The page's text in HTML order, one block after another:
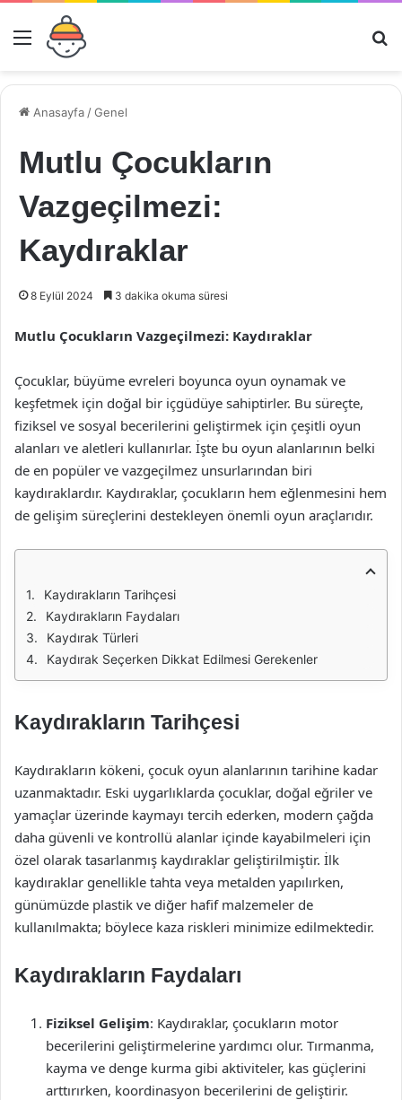
Menü
Anasayfa /Genel
Mutlu Çocukların
Vazgeçilmezi:
Kaydıraklar
8 Eylül 2024 3 dakika okuma süresi
Mutlu Çocukların Vazgeçilmezi: Kaydıraklar
Çocuklar, büyüme evreleri boyunca oyun oynamak ve
keşfetmek için doğal bir içgüdüye sahiptirler. Bu süreçte,
fiziksel ve sosyal becerilerini geliştirmek için çeşitli oyun
alanları ve aletleri kullanırlar. İşte bu oyun alanlarının belki
de en popüler ve vazgeçilmez unsurlarından biri
kaydıraklardır. Kaydıraklar, çocukların hem eğlenmesini hem
de gelişim süreçlerini destekleyen önemli oyun araçlarıdır.
Kaydırakların Tarihçesi
Kaydırakların Faydaları
Kaydırak Türleri
Kaydırak Seçerken Dikkat Edilmesi Gerekenler
Kaydırakların Tarihçesi
Kaydırakların kökeni, çocuk oyun alanlarının tarihine kadar
uzanmaktadır. Eski uygarlıklarda çocuklar, doğal eğriler ve
yamaçlar üzerinde kaymayı tercih ederken, modern çağda
daha güvenli ve kontrollü alanlar içinde kayabilmeleri için
özel olarak tasarlanmış kaydıraklar geliştirilmiştir. İlk
kaydıraklar genellikle tahta veya metalden yapılırken,
günümüzde plastik ve diğer hafif malzemeler de
kullanılmakta; böylece kaza riskleri minimize edilmektedir.
Kaydırakların Faydaları
Fiziksel Gelişim: Kaydıraklar, çocukların motor
becerilerini geliştirmelerine yardımcı olur. Tırmanma,
kayma ve denge kurma gibi aktiviteler, kas güçlerini
arttırırken, koordinasyon becerilerini de geliştirir.